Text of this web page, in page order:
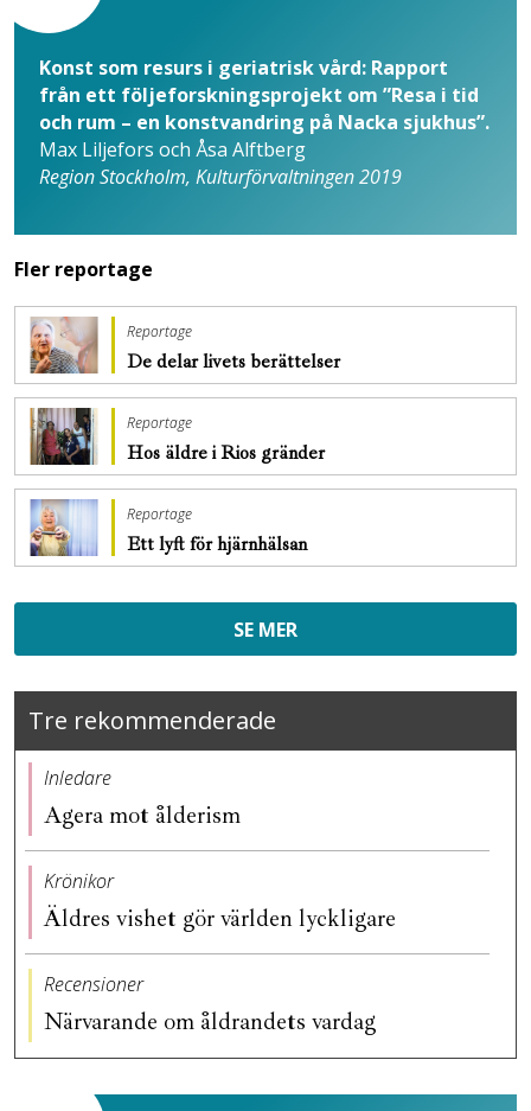
Konst som resurs i geriatrisk vård: Rapport
från ett följeforskningsprojekt om ”Resa i tid
och rum – en konstvandring på Nacka sjukhus”.
Max Liljefors och Åsa Alftberg
Region Stockholm, Kulturförvaltningen 2019
Fler reportage
Reportage
De delar livets berättelser
Reportage
Hos äldre i Rios gränder
Reportage
Ett lyft för hjärnhälsan
SE MER
Tre rekommenderade
Inledare
Agera mot ålderism
Krönikor
Äldres vishet gör världen lyckligare
Recensioner
Närvarande om åldrandets vardag